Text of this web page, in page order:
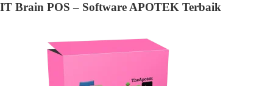
IT Brain POS – Software APOTEK Terbaik